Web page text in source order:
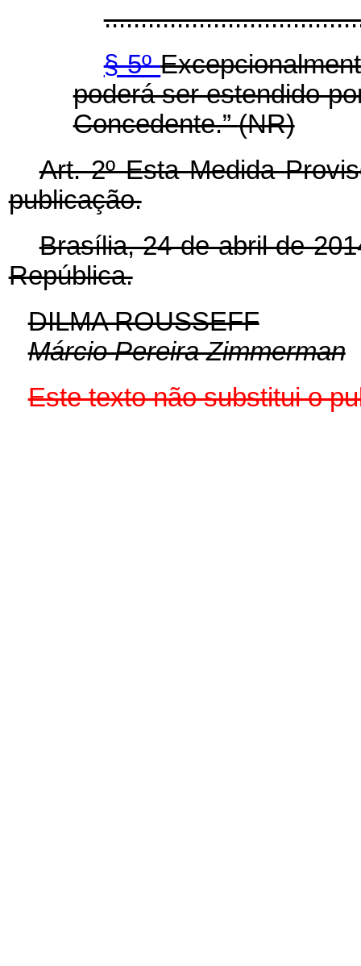
§5º
poderá ser estendido
Concedente.”(NR)
Art. 2º EstaMedida
publicação.
Brasília, 24 de abril de
República.
DILMA ROUSSEFF
Márcio Pereira Zimmerman
Este texto não substitui o